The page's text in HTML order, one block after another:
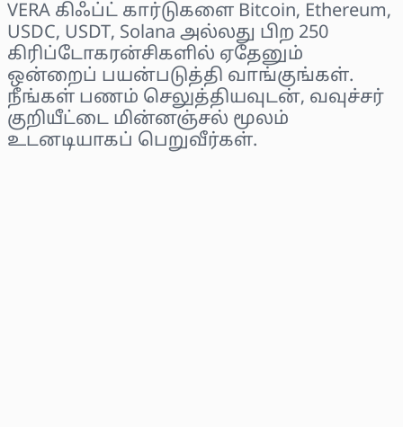
VERA கிஃப்ட் கார்டுகளை Bitcoin, Ethereum,
USDC, USDT, Solana அல்லது பிற 250
கிரிப்டோகரன்சிகளில் ஏதேனும்
ஒன்றைப் பயன்படுத்தி வாங்குங்கள்.
நீங்கள் பணம் செலுத்தியவுடன், வவுச்சர்
குறியீட்டை மின்னஞ்சல் மூலம்
உடனடியாகப் பெறுவீர்கள்.